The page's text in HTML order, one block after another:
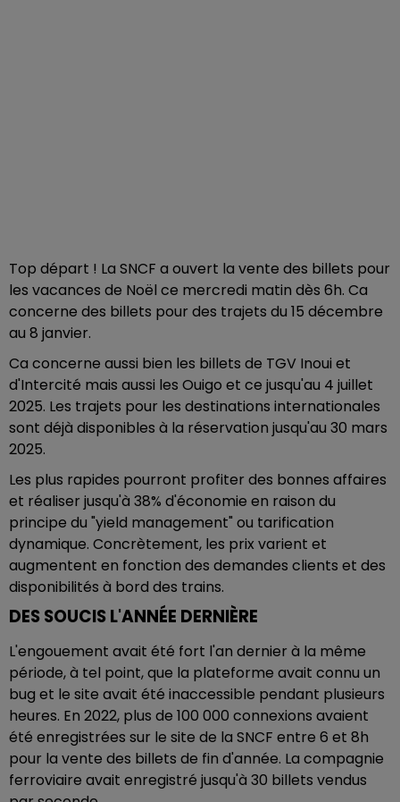
Top départ ! La SNCF a ouvert la vente des billets pour
les vacances de Noël ce mercredi matin dès 6h. Ca
concerne des billets pour des trajets du 15 décembre
au 8 janvier.
Ca concerne aussi bien les billets de TGV Inoui et
d'Intercité mais aussi les Ouigo et ce jusqu'au 4 juillet
2025. Les trajets pour les destinations internationales
sont déjà disponibles à la réservation jusqu'au 30 mars
2025.
Les plus rapides pourront profiter des bonnes affaires
et réaliser jusqu'à 38% d'économie en raison du
principe du "yield management" ou tarification
dynamique. Concrètement, les prix varient et
augmentent en fonction des demandes clients et des
disponibilités à bord des trains.
DES SOUCIS L'ANNÉE DERNIÈRE
L'engouement avait été fort l'an dernier à la même
période, à tel point, que la plateforme avait connu un
bug et le site avait été inaccessible pendant plusieurs
heures. En 2022, plus de 100 000 connexions avaient
été enregistrées sur le site de la SNCF entre 6 et 8h
pour la vente des billets de fin d'année. La compagnie
ferroviaire avait enregistré jusqu'à 30 billets vendus